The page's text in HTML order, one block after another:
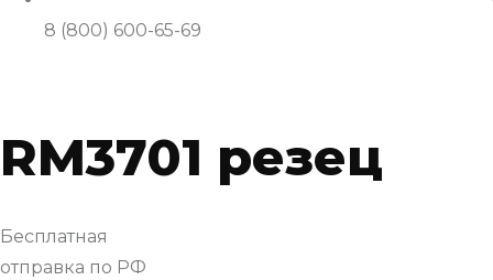
8 (800) 600-65-69
RM3701 резец
Бесплатная
отправка по РФ